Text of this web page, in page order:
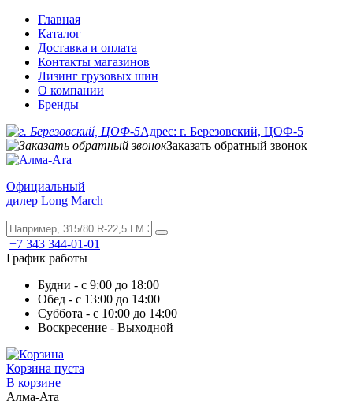
Главная
Каталог
Доставка и оплата
Контакты магазинов
Лизинг грузовых шин
О компании
Бренды
Адрес: г. Березовский, ЦОФ-5
Заказать обратный звонок
Официальный
дилер Long March
+7 343 344-01-01
График работы
Будни - с 9:00 до 18:00
Обед - с 13:00 до 14:00
Суббота - с 10:00 до 14:00
Воскресение - Выходной
Корзина пуста
В корзине
Алма-Ата